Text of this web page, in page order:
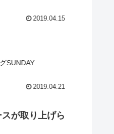
2019.04.15
SUNDAY
2019.04.21
が取り上げら